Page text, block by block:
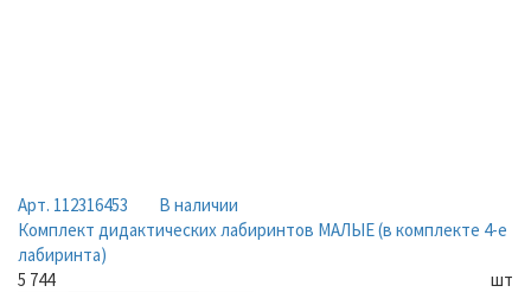
Арт. 112316453
В наличии
Комплект дидактических лабиринтов МАЛЫЕ (в комплекте 4-е
лабиринта)
5 744
шт